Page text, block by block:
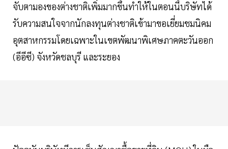
จับตามองของต่างชาติเพิ่มมากขึ้นทำให้ในตอนนี้บริษัทได้
รับความสนใจจากนักลงทุนต่างชาติเข้ามาขอเยี่ยมชมนิคม
อุตสาหกรรมโดยเฉพาะในเขตพัฒนาพิเศษภาคตะวันออก
(อีอีซี) จังหวัดชลบุรี และระยอง